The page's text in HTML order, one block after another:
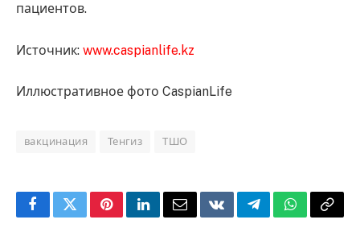
пациентов.
Источник: www.caspianlife.kz
Иллюстративное фото CaspianLife
вакцинация Тенгиз ТШО
FacebookTwitterPinterestLinkedInEmailVKontakteTelegramWhatsApp
Copy